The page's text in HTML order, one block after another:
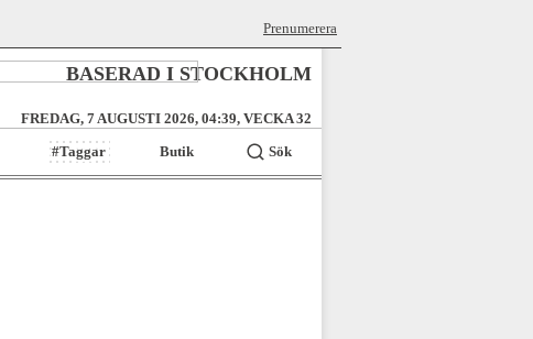
Prenumerera
BASERAD I STOCKHOLM
FREDAG, 7 AUGUSTI 2026, 04:39, VECKA 32
#Taggar Butik Sök